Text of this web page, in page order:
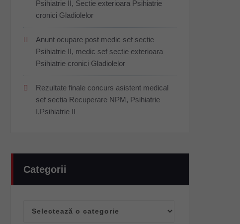
Psihiatrie II, Sectie exterioara Psihiatrie
cronici Gladiolelor
Anunt ocupare post medic sef sectie
Psihiatrie II, medic sef sectie exterioara
Psihiatrie cronici Gladiolelor
Rezultate finale concurs asistent medical
sef sectia Recuperare NPM, Psihiatrie
I,Psihiatrie II
Categorii